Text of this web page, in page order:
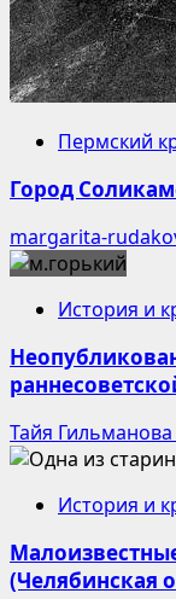
Пермский
Город
margarita-
История и
Тайя Гильманова
История и
(Челябинская